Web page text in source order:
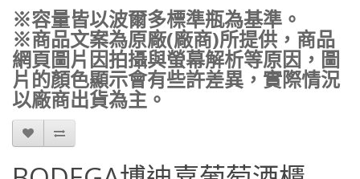
※容量皆以波爾多標準瓶為基準。
※商品文案為原廠(廠商)所提供，商品
網頁圖片因拍攝與螢幕解析等原因，圖
片的顏色顯示會有些許差異，實際情況
以廠商出貨為主。